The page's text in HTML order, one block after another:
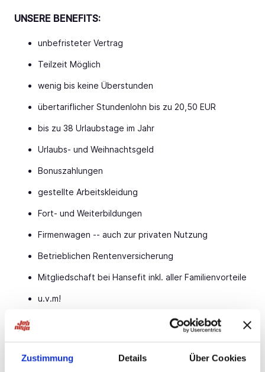
Zustimmung Details Über Cookies
UNSERE BENEFITS:
unbefristeter Vertrag
Teilzeit Möglich
wenig bis keine Überstunden
übertariflicher Stundenlohn bis zu 20,50 EUR
bis zu 38 Urlaubstage im Jahr
Urlaubs- und Weihnachtsgeld
Bonuszahlungen
gestellte Arbeitskleidung
Fort- und Weiterbildungen
Firmenwagen -- auch zur privaten Nutzung
Betrieblichen Rentenversicherung
Mitgliedschaft bei Hansefit inkl. aller Familienvorteile
u.v.m!
VORAUSSETZUNGEN
jahrelange Erfahrung hast oder ob du gerade erst